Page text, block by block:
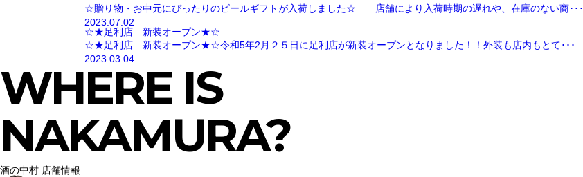
☆贈り物・お中元にぴったりのビールギフトが入荷しました☆ 店舗により入荷時期の遅れや、在庫のない商･･･
2023.07.02
☆★足利店 新装オープン★☆
☆★足利店 新装オープン★☆令和5年2月２５日に足利店が新装オープンとなりました！！外装も店内もとて･･･
2023.03.04
WHERE IS
NAKAMURA?
酒の中村 店舗情報